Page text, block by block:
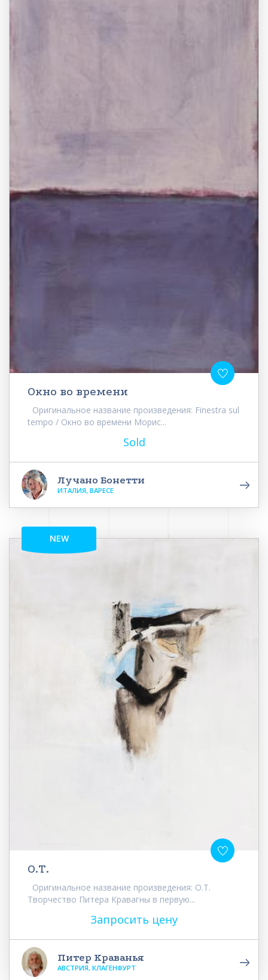
Окно во времени
Оригинальное название произведения: Finestra sul
tempo / Окно во времени Морис...
Sold
Лучано Бонетти
ИТАЛИЯ, ВАРЕСЕ
NEW
О.Т.
Оригинальное название произведения: О.Т.
Творчество Питера Кравагны в первую...
Запросить цену
Питер Краванья
АВСТРИЯ, КЛАГЕНФУРТ